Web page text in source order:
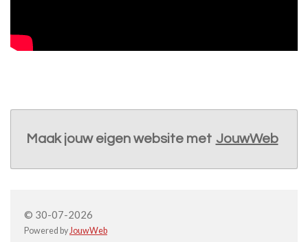
Maak jouw eigen website met JouwWeb
© 30-07-2026
Powered byJouwWeb